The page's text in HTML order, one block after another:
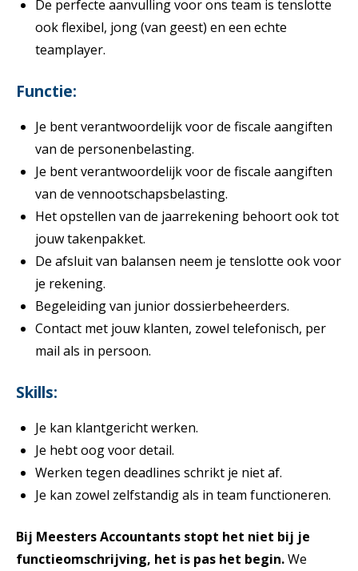
De perfecte aanvulling voor ons team is tenslotte
ook flexibel, jong (van geest) en een echte
teamplayer.
Functie:
Je bent verantwoordelijk voor de fiscale aangiften
van de personenbelasting.
Je bent verantwoordelijk voor de fiscale aangiften
van de vennootschapsbelasting.
Het opstellen van de jaarrekening behoort ook tot
jouw takenpakket.
De afsluit van balansen neem je tenslotte ook voor
je rekening.
Begeleiding van junior dossierbeheerders.
Contact met jouw klanten, zowel telefonisch, per
mail als in persoon.
Skills:
Je kan klantgericht werken.
Je hebt oog voor detail.
Werken tegen deadlines schrikt je niet af.
Je kan zowel zelfstandig als in team functioneren.
Bij Meesters Accountants stopt het niet bij je
functieomschrijving, het is pas het begin.We